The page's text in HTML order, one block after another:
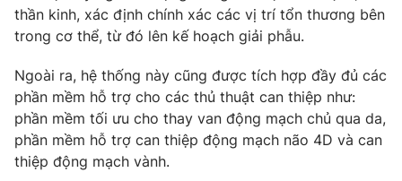
Phim VTV
Nhân vật
Khán giả
Giải sao mai
Giải trí
Điện ảnh
Âm nhạc
Sao
Đời sống
Du lịch
Làm đẹp
Giáo dục
Tuyển sinh
thần kinh, xác định chính xác các vị trí tổn thương bên
trong cơ thể, từ đó lên kế hoạch giải phẫu.
Ngoài ra, hệ thống này cũng được tích hợp đầy đủ các
phần mềm hỗ trợ cho các thủ thuật can thiệp như:
phần mềm tối ưu cho thay van động mạch chủ qua da,
phần mềm hỗ trợ can thiệp động mạch não 4D và can
thiệp động mạch vành.